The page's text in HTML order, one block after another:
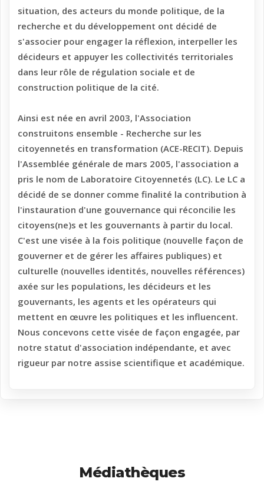
situation, des acteurs du monde politique, de la
recherche et du développement ont décidé de
s'associer pour engager la réflexion, interpeller les
décideurs et appuyer les collectivités territoriales
dans leur rôle de régulation sociale et de
construction politique de la cité.
Ainsi est née en avril 2003, l'Association
construitons ensemble - Recherche sur les
citoyennetés en transformation (ACE-RECIT). Depuis
l'Assemblée générale de mars 2005, l'association a
pris le nom de Laboratoire Citoyennetés (LC). Le LC a
décidé de se donner comme finalité la contribution à
l'instauration d'une gouvernance qui réconcilie les
citoyens(ne)s et les gouvernants à partir du local.
C'est une visée à la fois politique (nouvelle façon de
gouverner et de gérer les affaires publiques) et
culturelle (nouvelles identités, nouvelles références)
axée sur les populations, les décideurs et les
gouvernants, les agents et les opérateurs qui
mettent en œuvre les politiques et les influencent.
Nous concevons cette visée de façon engagée, par
notre statut d'association indépendante, et avec
rigueur par notre assise scientifique et académique.
Médiathèques